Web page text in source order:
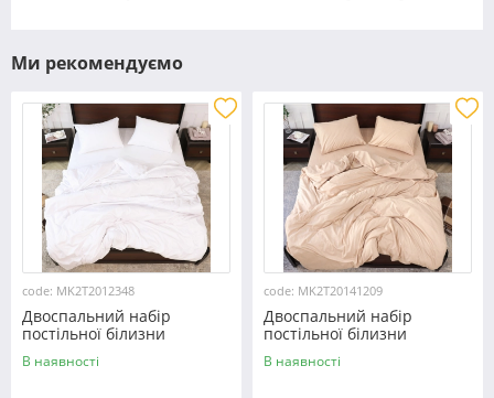
Ми рекомендуємо
code: MK2T2012348
Двоспальний набір
постільної білизни
180*220 із мікрофібри
№2012348 Черешенка™
В наявності
code: MK2T20141209
Двоспальний набір
постільної білизни
180*220 із мікрофібри
№20141209 Черешенка™
В наявності